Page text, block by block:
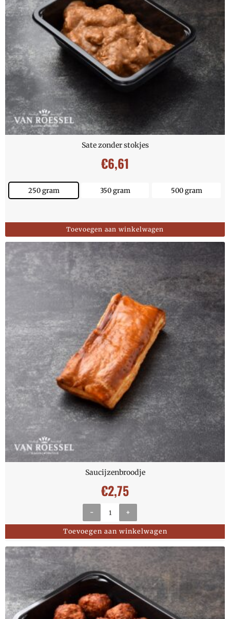
Sate zonder stokjes
€6,61
250 gram 350 gram 500 gram
Toevoegen aan winkelwagen
Saucijzenbroodje
€2,75
- +
Toevoegen aan winkelwagen